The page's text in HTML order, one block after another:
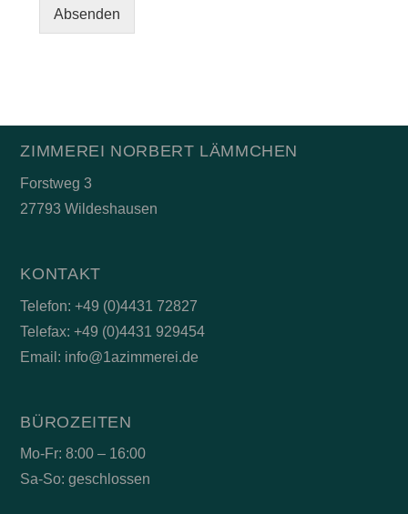
Absenden
ZIMMEREI NORBERT LÄMMCHEN
Forstweg 3
27793 Wildeshausen
KONTAKT
Telefon: +49 (0)4431 72827
Telefax: +49 (0)4431 929454
Email: info@1azimmerei.de
BÜROZEITEN
Mo-Fr: 8:00 – 16:00
Sa-So: geschlossen